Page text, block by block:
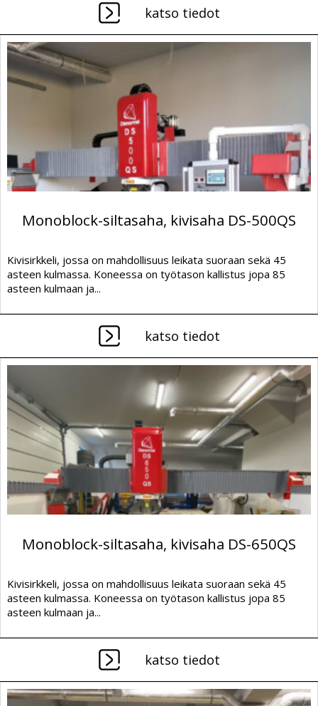
katso tiedot
Monoblock-siltasaha, kivisaha DS-500QS
Kivisirkkeli, jossa on mahdollisuus leikata suoraan sekä 45
asteen kulmassa. Koneessa on työtason kallistus jopa 85
asteen kulmaan ja...
katso tiedot
Monoblock-siltasaha, kivisaha DS-650QS
Kivisirkkeli, jossa on mahdollisuus leikata suoraan sekä 45
asteen kulmassa. Koneessa on työtason kallistus jopa 85
asteen kulmaan ja...
katso tiedot